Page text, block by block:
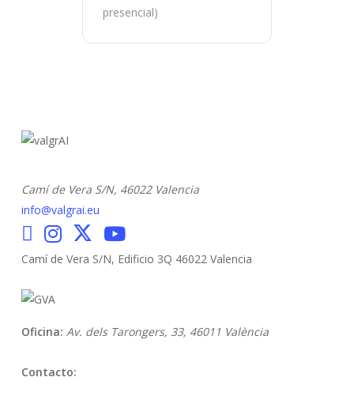
presencial)
Camí de Vera S/N, 46022 Valencia
info@valgrai.eu
Camí de Vera S/N, Edificio 3Q 46022 Valencia
Oficina: Av. dels Tarongers, 33, 46011 València
Contacto: